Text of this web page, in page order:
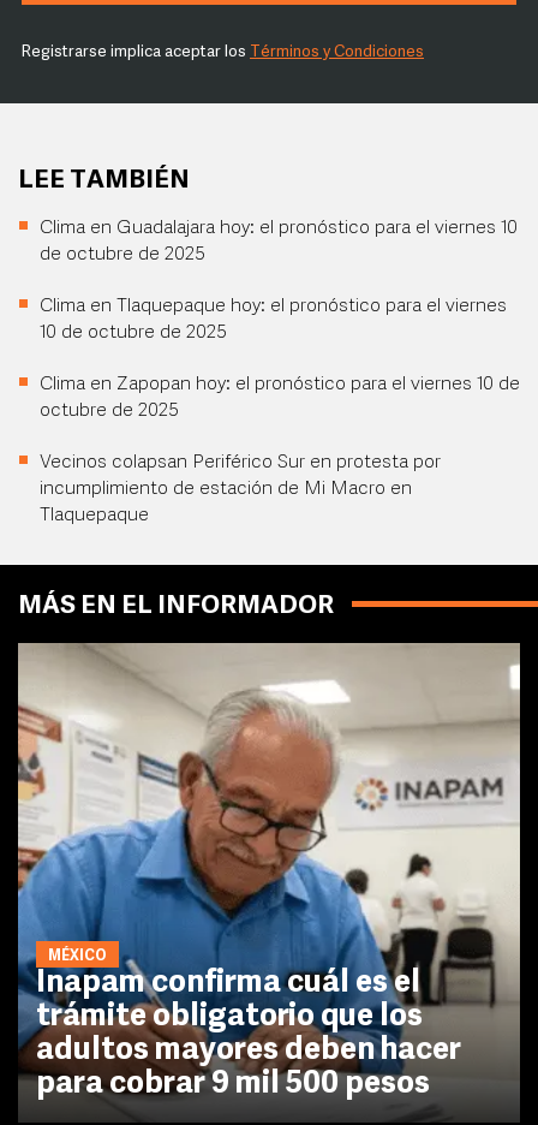
Registrarse implica aceptar los Términos y Condiciones
LEE TAMBIÉN
Clima en Guadalajara hoy: el pronóstico para el viernes 10
de octubre de 2025
Clima en Tlaquepaque hoy: el pronóstico para el viernes
10 de octubre de 2025
Clima en Zapopan hoy: el pronóstico para el viernes 10 de
octubre de 2025
Vecinos colapsan Periférico Sur en protesta por
incumplimiento de estación de Mi Macro en
Tlaquepaque
MÁS EN EL INFORMADOR
MÉXICO
Inapam confirma cuál es el
trámite obligatorio que los
adultos mayores deben hacer
para cobrar 9 mil 500 pesos